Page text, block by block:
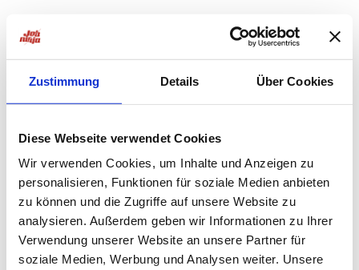
Zustimmung Details Über Cookies
Diese Webseite verwendet Cookies
Wir verwenden Cookies, um Inhalte und Anzeigen zu
personalisieren, Funktionen für soziale Medien anbieten
zu können und die Zugriffe auf unsere Website zu
analysieren. Außerdem geben wir Informationen zu Ihrer
Verwendung unserer Website an unsere Partner für
soziale Medien, Werbung und Analysen weiter. Unsere